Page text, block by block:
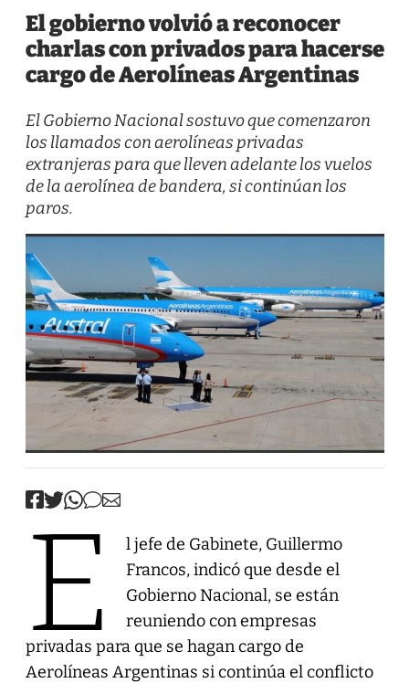
El gobierno volvió a reconocer
charlas con privados para hacerse
cargo de Aerolíneas Argentinas
El Gobierno Nacional sostuvo que comenzaron
los llamados con aerolíneas privadas
extranjeras para que lleven adelante los vuelos
de la aerolínea de bandera, si continúan los
paros.
E
l jefe de Gabinete, Guillermo
Francos, indicó que desde el
Gobierno Nacional, se están
reuniendo con empresas
privadas para que se hagan cargo de
Aerolíneas Argentinas si continúa el conflicto